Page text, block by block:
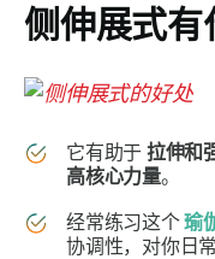
侧伸展式有
它有助于 拉伸和
高核心力量。
经常练习这个瑜
协调性，对你日